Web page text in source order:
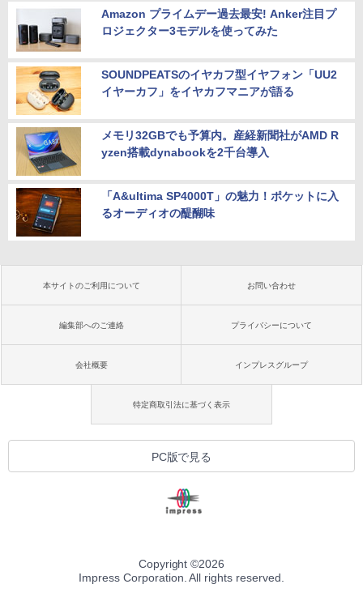
Amazon プライムデー過去最安! Anker注目プ
ロジェクター3モデルを使ってみた
SOUNDPEATSのイヤカフ型イヤフォン「UU2
イヤーカフ」をイヤカフマニアが語る
メモリ32GBでも予算内。産経新聞社がAMD R
yzen搭載dynabookを2千台導入
「A&ultima SP4000T」の魅力！ポケットに入
るオーディオの醍醐味
本サイトのご利用について お問い合わせ
編集部へのご連絡 プライバシーについて
会社概要 インプレスグループ
特定商取引法に基づく表示
PC版で見る
Copyright ©2026
Impress Corporation. All rights reserved.